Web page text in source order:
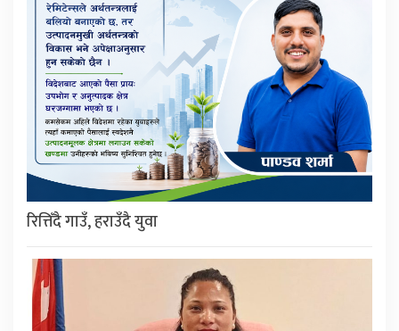
रित्तिँदै गाउँ, हराउँदै युवा